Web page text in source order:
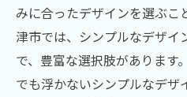
みに合ったデザインを選ぶこ
津市では、シンプルなデザイ
で、豊富な選択肢があります
でも浮かないシンプルなデザ